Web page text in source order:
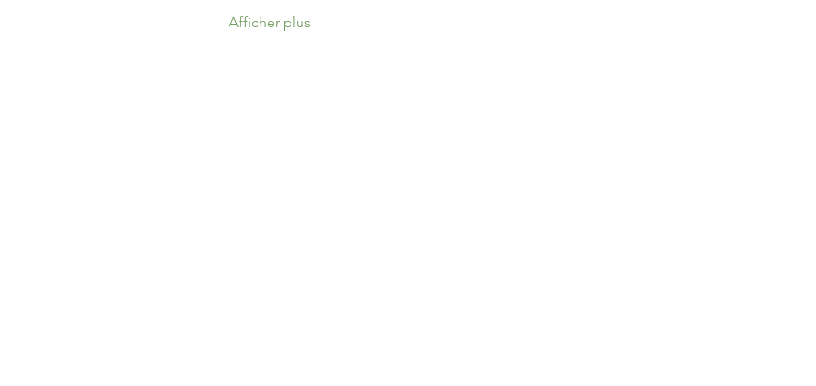
Afficher plus